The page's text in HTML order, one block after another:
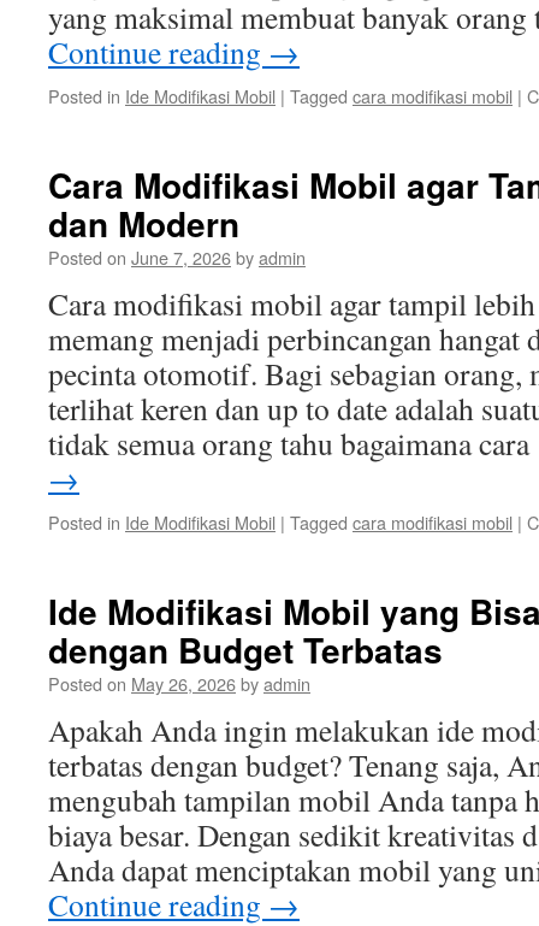
yang maksimal membuat banyak
Continue reading →
Posted in Ide Modifikasi Mobil | Tagged cara modifikasi mobil |
Cara Modifikasi Mobil agar
dan Modern
Posted on June 7, 2026byadmin
Cara modifikasi mobil agar tampil
memang menjadi perbincangan hangat
pecinta otomotif. Bagi sebagian
terlihat keren dan up to date adalah
tidak semua orang tahu bagaimana
→
Posted in Ide Modifikasi Mobil | Tagged cara modifikasi mobil |
Ide Modifikasi Mobil yang
dengan Budget Terbatas
Posted on May 26, 2026byadmin
Apakah Anda ingin melakukan ide
terbatas dengan budget? Tenang saja,
mengubah tampilan mobil Anda tanpa
biaya besar. Dengan sedikit kreativitas
Anda dapat menciptakan mobil yang
Continue reading →